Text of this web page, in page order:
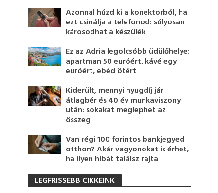
Azonnal húzd ki a konektorból, ha
ezt csinálja a telefonod: súlyosan
károsodhat a készülék
Ez az Adria legolcsóbb üdülőhelye:
apartman 50 euróért, kávé egy
euróért, ebéd ötért
Kiderült, mennyi nyugdíj jár
átlagbér és 40 év munkaviszony
után: sokakat meglephet az
összeg
Van régi 100 forintos bankjegyed
otthon? Akár vagyonokat is érhet,
ha ilyen hibát találsz rajta
LEGFRISSEBB CIKKEINK